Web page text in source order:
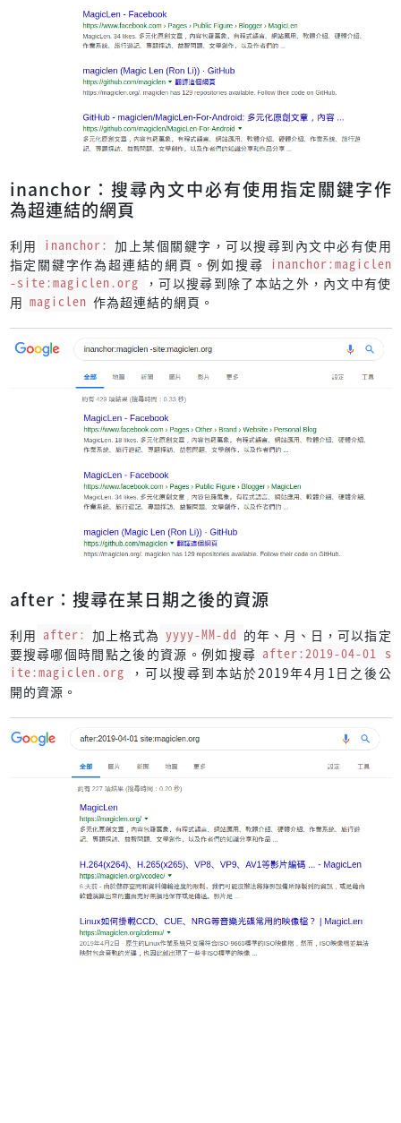
inanchor：搜尋內文中必有使用指定關鍵字作
為超連結的網頁
利用 inanchor: 加上某個關鍵字，可以搜尋到內文中必有使用
指定關鍵字作為超連結的網頁。例如搜尋 inanchor:magiclen
-site:magiclen.org
，可以搜尋到除了本站之外，內文中有使
用 magiclen 作為超連結的網頁。
after：搜尋在某日期之後的資源
利用 after: 加上格式為 yyyy-MM-dd 的年、月、日，可以指定
要搜尋哪個時間點之後的資源。例如搜尋 after:2019-04-01 s
ite:magiclen.org
，可以搜尋到本站於2019年4月1日之後公
開的資源。